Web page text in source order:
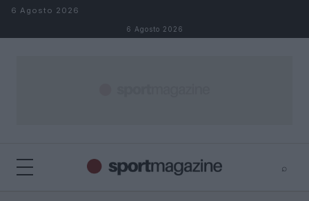
Salta al contenuto
6 Agosto 2026
6 Agosto 2026
⌕